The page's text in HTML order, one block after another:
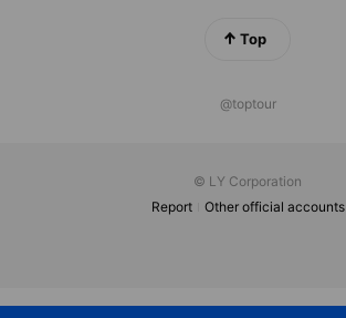
Top
@toptour
© LY Corporation
Report
Other official accounts